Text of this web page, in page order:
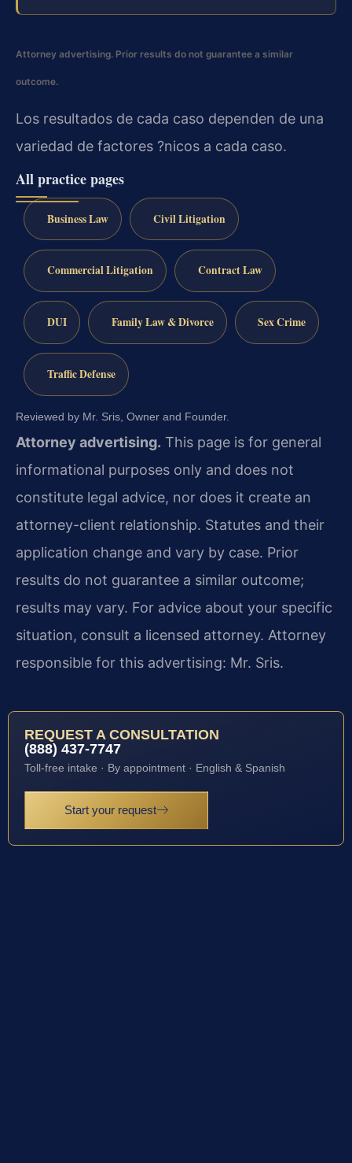
Attorney advertising. Prior results do not guarantee a similar
outcome.
Los resultados de cada caso dependen de una
variedad de factores ?nicos a cada caso.
All practice pages
Business Law Civil Litigation
Commercial Litigation Contract Law
DUI Family Law & Divorce Sex Crime
Traffic Defense
Reviewed by Mr. Sris, Owner and Founder.
Attorney advertising. This page is for general
informational purposes only and does not
constitute legal advice, nor does it create an
attorney-client relationship. Statutes and their
application change and vary by case. Prior
results do not guarantee a similar outcome;
results may vary. For advice about your specific
situation, consult a licensed attorney. Attorney
responsible for this advertising: Mr. Sris.
REQUEST A CONSULTATION
(888) 437-7747
Toll-free intake · By appointment · English & Spanish
Start your request